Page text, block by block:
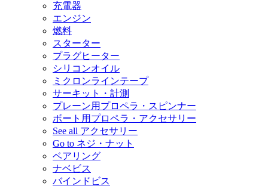
充電器
エンジン
燃料
スターター
プラグヒーター
シリコンオイル
ミクロンラインテープ
サーキット・計測
プレーン用プロペラ・スピンナー
ボート用プロペラ・アクセサリー
See all アクセサリー
Go to ネジ・ナット
ベアリング
ナベビス
バインドビス